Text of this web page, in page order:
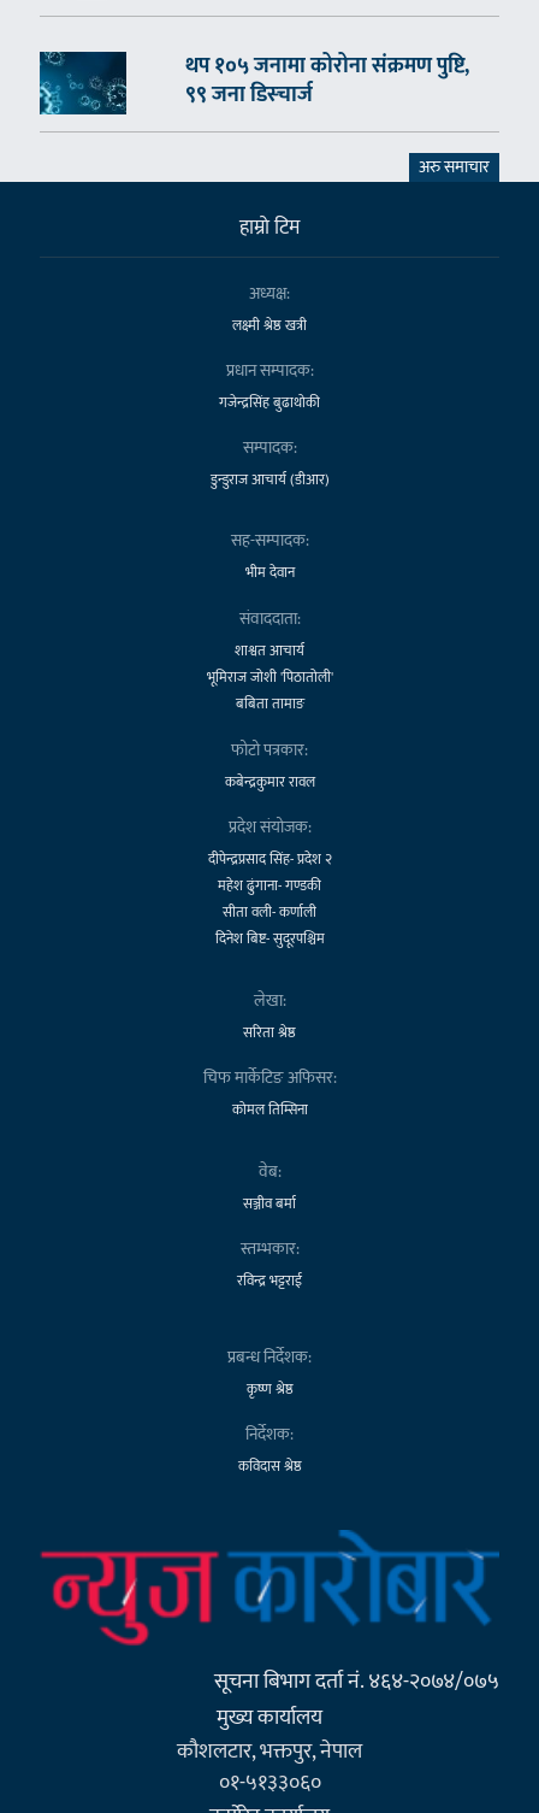
थप १०५ जनामा कोरोना संक्रमण पुष्टि,
९९ जना डिस्चार्ज
अरु समाचार
हाम्राे टिम
अध्यक्ष:
लक्ष्मी श्रेष्ठ खत्री
प्रधान सम्पादक:
गजेन्द्रसिंह बुढाथोकी
सम्पादक:
डुन्डुराज आचार्य (डीआर)
सह-सम्पादक:
भीम देवान
संवाददाता:
शाश्वत आचार्य
भूमिराज जोशी 'पिठातोली'
बबिता तामाङ
फोटो पत्रकार:
कबेन्द्रकुमार रावल
प्रदेश संयोजक:
दीपेन्द्रप्रसाद सिंह- प्रदेश २
महेश ढुंगाना- गण्डकी
सीता वली- कर्णाली
दिनेश बिष्ट- सुदूरपश्चिम
लेखा:
सरिता श्रेष्ठ
चिफ मार्केटिङ अफिसर:
कोमल तिम्सिना
वेब:
सञ्जीव बर्मा
स्तम्भकार:
रविन्द्र भट्टराई
प्रबन्ध निर्देशक:
कृष्ण श्रेष्ठ
निर्देशक:
कविदास श्रेष्ठ
सूचना बिभाग दर्ता नं. ४६४-२०७४/०७५
मुख्य कार्यालय
कौशलटार, भक्तपुर, नेपाल
०१-५१३३०६०